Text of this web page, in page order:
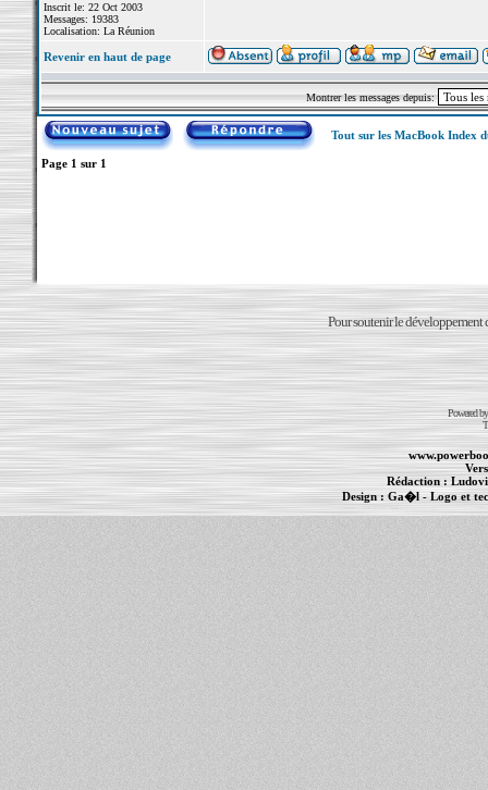
Inscrit le: 22 Oct 2003
Messages: 19383
Localisation: La Réunion
Revenir en haut de page
Montrer les messages depuis:
Tout sur les MacBook Index
Page 1 sur 1
Pour soutenir le développement
Powered
Rédaction :
Design : Ga�l - Logo et